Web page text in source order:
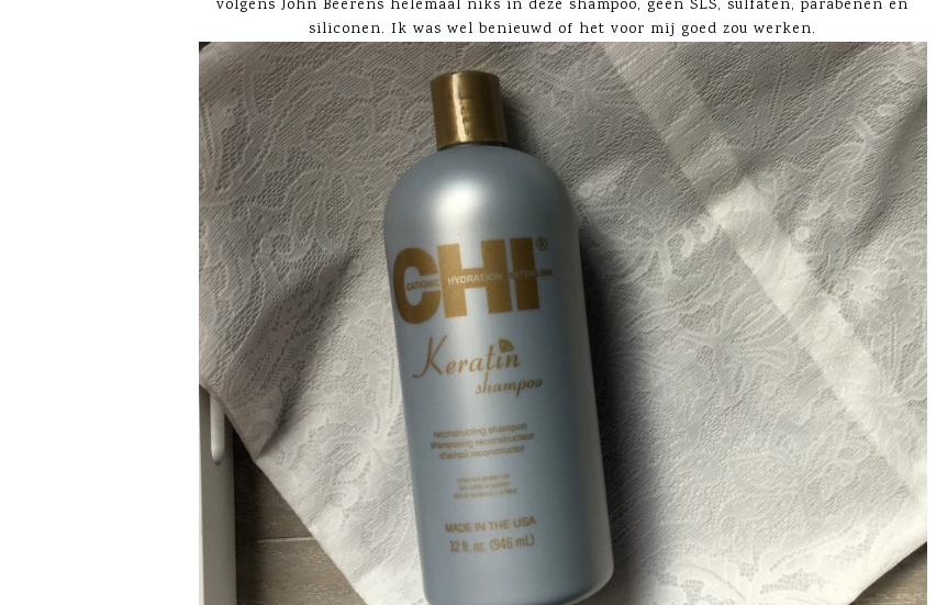
volgens John Beerens helemaal niks in deze shampoo, geen SLS, sulfaten, parabenen en
siliconen. Ik was wel benieuwd of het voor mij goed zou werken.